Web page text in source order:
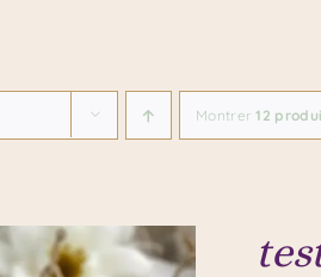
Montrer12